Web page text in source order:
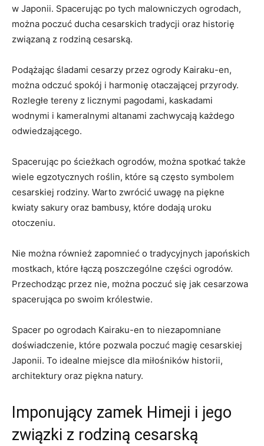
w ​Japonii. Spacerując po tych ‌malowniczych ogrodach,
można poczuć ducha cesarskich tradycji oraz‍ historię
związaną z rodziną cesarską.
Podążając śladami ⁤cesarzy przez ogrody​ Kairaku-en,
można odczuć spokój i harmonię otaczającej przyrody.⁤
Rozległe tereny z‌ licznymi pagodami, kaskadami
wodnymi i ​kameralnymi ⁣altanami zachwycają każdego
odwiedzającego.
Spacerując ⁢po ścieżkach⁤ ogrodów, można spotkać także
‍wiele egzotycznych roślin, które są często symbolem
cesarskiej rodziny.‍ Warto zwrócić ⁤uwagę na piękne
kwiaty sakury oraz bambusy, które dodają uroku
otoczeniu.
Nie można również zapomnieć o tradycyjnych japońskich‍
mostkach, które łączą ‌poszczególne części ogrodów.
Przechodząc przez nie, można poczuć się jak cesarzowa
spacerująca⁤ po swoim królestwie.
Spacer po ogrodach Kairaku-en to niezapomniane
doświadczenie, które ⁣pozwala poczuć magię cesarskiej
Japonii. To idealne miejsce dla miłośników historii,
‍architektury oraz piękna natury.
Imponujący zamek Himeji i jego
związki z rodziną cesarską